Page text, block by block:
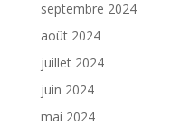
septembre 2024
août 2024
juillet 2024
juin 2024
mai 2024